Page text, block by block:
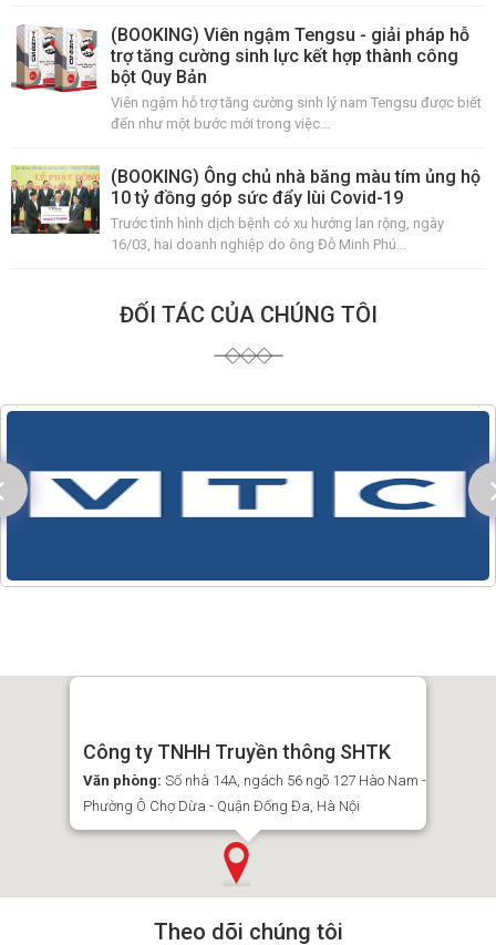
(BOOKING) Viên ngậm Tengsu - giải pháp hỗ
trợ tăng cường sinh lực kết hợp thành công
bột Quy Bản
Viên ngậm hỗ trợ tăng cường sinh lý nam Tengsu được biết
đến như một bước mới trong việc...
(BOOKING) Ông chủ nhà băng màu tím ủng hộ
10 tỷ đồng góp sức đẩy lùi Covid-19
Trước tình hình dịch bệnh có xu hướng lan rộng, ngày
16/03, hai doanh nghiệp do ông Đỗ Minh Phú...
ĐỐI TÁC CỦA CHÚNG TÔI
Công ty TNHH Truyền thông SHTK
Văn phòng: Số nhà 14A, ngách 56 ngõ 127 Hào Nam -
Phường Ô Chợ Dừa - Quận Đống Đa, Hà Nội
Theo dõi chúng tôi